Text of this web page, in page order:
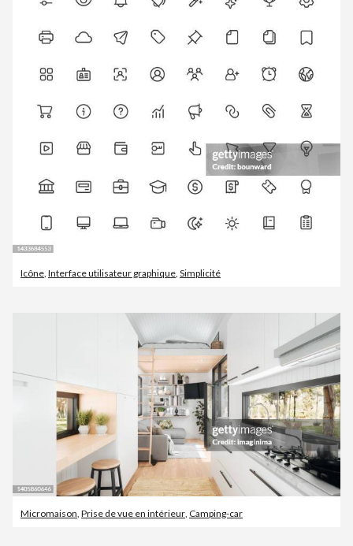
Icône Interface utilisateur graphique Simplicité
Micromaison, Prise de vue en intérieur, Camping-car